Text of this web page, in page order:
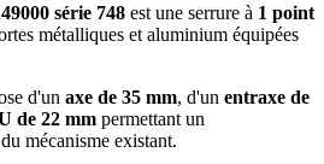
série 748 est une serrure à 1 point
métalliques et aluminium équipées
d'un axe de 35 mm, d'un entraxe de
de 22 mm permettant un
mécanisme existant.